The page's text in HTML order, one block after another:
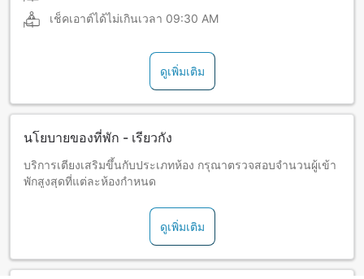
เช็คเอาต์ได้ไม่เกินเวลา 09:30 AM
ดูเพิ่มเติม
นโยบายของที่พัก - เรียวกัง
บริการเตียงเสริมขึ้นกับประเภทห้อง กรุณาตรวจสอบจำนวนผู้เข้า
พักสูงสุดที่แต่ละห้องกำหนด
ดูเพิ่มเติม